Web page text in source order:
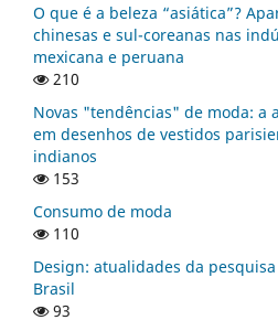
O que é a beleza “asiática”?
chinesas e sul-coreanas nas
mexicana e peruana
210
Novas "tendências" de moda: a
em desenhos de vestidos
indianos
153
Consumo de moda
110
Design: atualidades da
Brasil
93